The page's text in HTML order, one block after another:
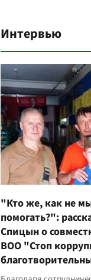
Интервью
"Кто же, как не
помогать?":
Спицын о
ВОО "Стоп